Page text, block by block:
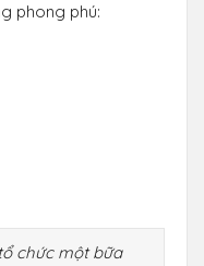
phong phú:
chức một bữa